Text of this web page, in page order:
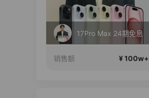
聊天
销售额 ¥ 100w+